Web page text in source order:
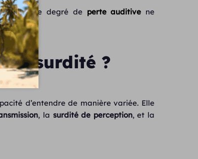
par ce degré de perte auditive ne
de surdité ?
d’entendre de manière variée. Elle
, la surdité de perception, et la